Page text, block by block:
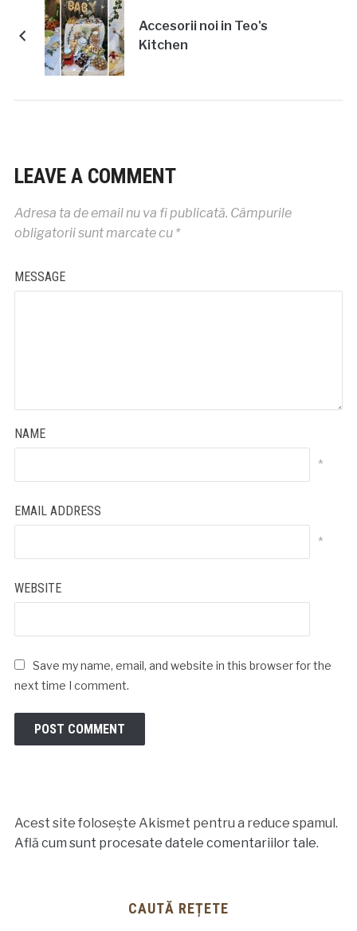
Accesorii noi in Teo's
Kitchen
LEAVE A COMMENT
Adresa ta de email nu va fi publicată. Câmpurile
obligatorii sunt marcate cu *
MESSAGE
NAME
*
EMAIL ADDRESS
*
WEBSITE
Save my name, email, and website in this browser for the
next time I comment.
Acest site folosește Akismet pentru a reduce spamul.
Află cum sunt procesate datele comentariilor tale.
CAUTĂ REȚETE